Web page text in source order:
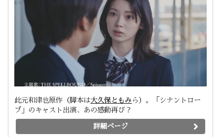
此元和津也原作（脚本は大久保ともみ ら）。「シナントロー
プ」のキャスト出演、あの感動再び？
詳細ページ